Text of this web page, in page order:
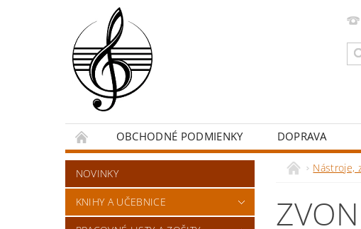
OBCHODNÉ PODMIENKY DOPRAVA
NOVINKY
KNIHY A UČEBNICE
Nástroje,